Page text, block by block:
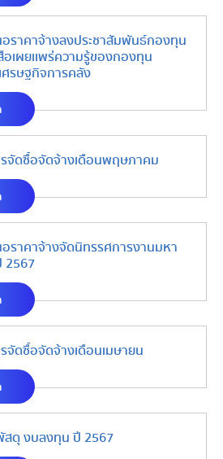
อราคาจ้างลงประชาสัมพันธ์กองทุน
เผยเเพร่ความรู้ของกองทุน
รษฐกิจการคลัง
จัดซื้อจัดจ้างเดือนพฤษภาคม
อราคาจ้างจัดนิทรรศการงานมหา
2567
จัดซื้อจัดจ้างเดือนเมษายน
ดุ งบลงทุน ปี 2567